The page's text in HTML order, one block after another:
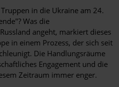
in die Ukraine am 24.
Was die
angeht, markiert dieses
in einem Prozess, der sich seit
Die Handlungsräume
Engagement und die
Zeitraum immer enger.